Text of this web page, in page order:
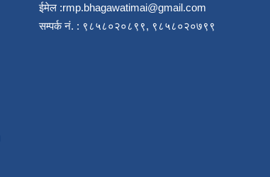
ईमेल :rmp.bhagawatimai@gmail.com
सम्पर्क नं. : ९८५८०२०८९९, ९८५८०२०७९९